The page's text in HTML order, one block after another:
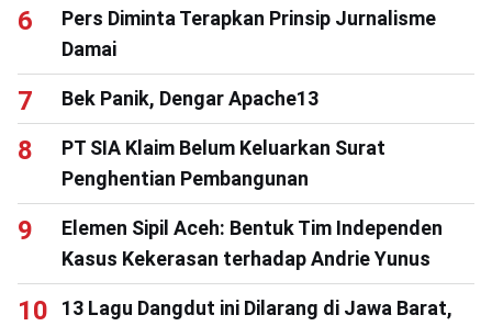
Pers Diminta Terapkan Prinsip Jurnalisme
Damai
Bek Panik, Dengar Apache13
PT SIA Klaim Belum Keluarkan Surat
Penghentian Pembangunan
Elemen Sipil Aceh: Bentuk Tim Independen
Kasus Kekerasan terhadap Andrie Yunus
13 Lagu Dangdut ini Dilarang di Jawa Barat,